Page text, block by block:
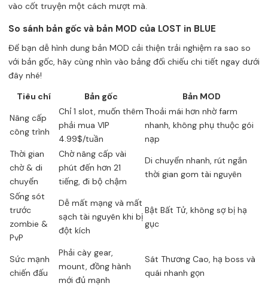
vào cốt truyện một cách mượt mà.
So sánh bản gốc và bản MOD của LOST in BLUE
Để bạn dễ hình dung bản MOD cải thiện trải nghiệm ra sao so
với bản gốc, hãy cùng nhìn vào bảng đối chiếu chi tiết ngay dưới
đây nhé!
Tiêu chí
Bản gốc
Bản MOD
Nâng cấp
công trình
Chỉ 1 slot, muốn thêm
phải mua VIP
4.99$/tuần
Thoải mái hơn nhờ farm
nhanh, không phụ thuộc gói
nạp
Thời gian
chờ & di
chuyển
Chờ nâng cấp vài
phút đến hơn 21
tiếng, đi bộ chậm
Di chuyển nhanh, rút ngắn
thời gian gom tài nguyên
Sống sót
trước
zombie &
PvP
Dễ mất mạng và mất
sạch tài nguyên khi bị
đột kích
Bật Bất Tử, không sợ bị hạ
gục
Sức mạnh
chiến đấu
Phải cày gear,
mount, đồng hành
mới đủ mạnh
Sát Thương Cao, hạ boss và
quái nhanh gọn